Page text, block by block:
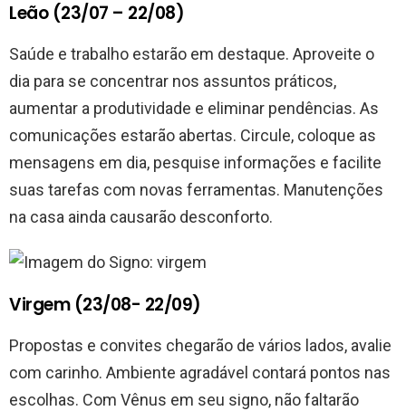
Leão (23/07 – 22/08)
Saúde e trabalho estarão em destaque. Aproveite o
dia para se concentrar nos assuntos práticos,
aumentar a produtividade e eliminar pendências. As
comunicações estarão abertas. Circule, coloque as
mensagens em dia, pesquise informações e facilite
suas tarefas com novas ferramentas. Manutenções
na casa ainda causarão desconforto.
Virgem (23/08- 22/09)
Propostas e convites chegarão de vários lados, avalie
com carinho. Ambiente agradável contará pontos nas
escolhas. Com Vênus em seu signo, não faltarão